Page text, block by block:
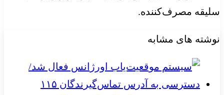
سلیقه مصرف‌کننده.
نوشته های مشابه